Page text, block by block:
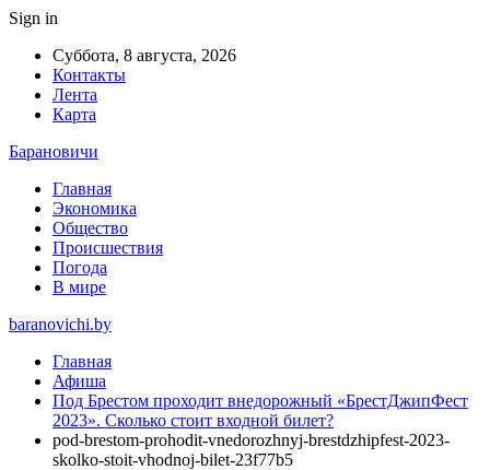
Sign in
Суббота, 8 августа, 2026
Контакты
Лента
Карта
Барановичи
Главная
Экономика
Общество
Происшествия
Погода
В мире
baranovichi.by
Главная
Афиша
Под Брестом проходит внедорожный «БрестДжипФест
2023». Сколько стоит входной билет?
pod-brestom-prohodit-vnedorozhnyj-brestdzhipfest-2023-
skolko-stoit-vhodnoj-bilet-23f77b5